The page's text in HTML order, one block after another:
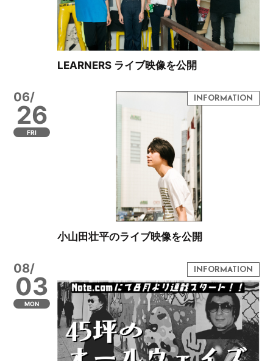
LEARNERS ライブ映像を公開
06/
26
FRI
小山田壮平のライブ映像を公開
08/
03
MON